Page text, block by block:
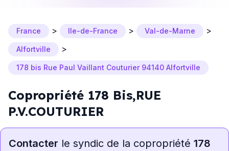
France > Ile-de-France > Val-de-Marne >
Alfortville >
178 bis Rue Paul Vaillant Couturier 94140 Alfortville
Copropriété 178 Bis,RUE
P.V.COUTURIER
Contacter le syndic de la copropriété 178